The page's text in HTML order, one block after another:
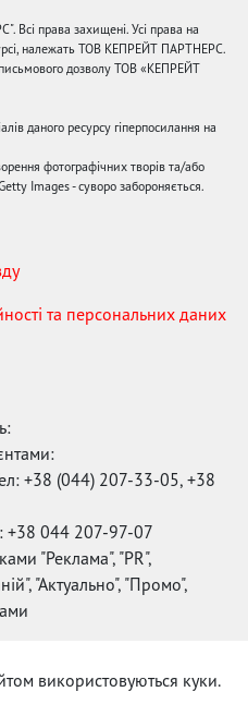
права захищені. Усі права на
належать ТОВ КЕПРЕЙТ ПАРТНЕРС.
дозволу ТОВ «КЕПРЕЙТ
даного ресурсу гіперпосилання на
фотографічних творів та/або
Images - суворо забороняється.
та персональних даних
+38 (044) 207-33-05, +38
+38 044 207-97-07
"Реклама", "PR",
"Актуально", "Промо",
використовуються куки.